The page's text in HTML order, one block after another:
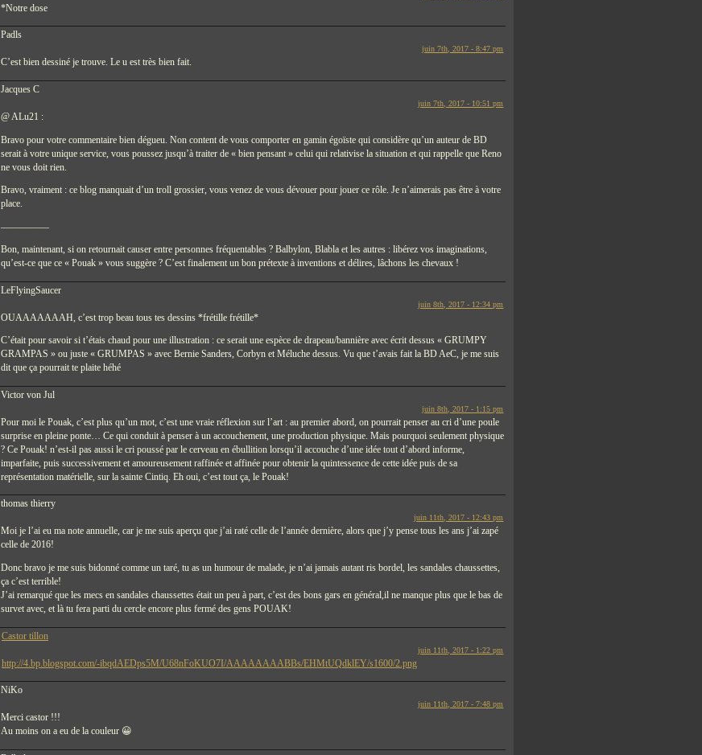
*Notre dose
Padls
juin 7th, 2017 - 8:47 pm
C’est bien dessiné je trouve. Le u est très bien fait.
Jacques C
juin 7th, 2017 - 10:51 pm
@ ALu21 :
Bravo pour votre commentaire bien dégueu. Non content de vous comporter en gamin égoïste qui considère qu’un auteur de BD
serait à votre unique service, vous poussez jusqu’à traiter de « bien pensant » celui qui relativise la situation et qui rappelle que Reno
ne vous doit rien.
Bravo, vraiment : ce blog manquait d’un troll grossier, vous venez de vous dévouer pour jouer ce rôle. Je n’aimerais pas être à votre
place.
—————
Bon, maintenant, si on retournait causer entre personnes fréquentables ? Balbylon, Blabla et les autres : libérez vos imaginations,
qu’est-ce que ce « Pouak » vous suggère ? C’est finalement un bon prétexte à inventions et délires, lâchons les chevaux !
LeFlyingSaucer
juin 8th, 2017 - 12:34 pm
OUAAAAAAAH, c’est trop beau tous tes dessins *frétille frétille*
C’était pour savoir si t’étais chaud pour une illustration : ce serait une espèce de drapeau/bannière avec écrit dessus « GRUMPY
GRAMPAS » ou juste « GRUMPAS » avec Bernie Sanders, Corbyn et Méluche dessus. Vu que t’avais fait la BD AeC, je me suis
dit que ça pourrait te plaite héhé
Victor von Jul
juin 8th, 2017 - 1:15 pm
Pour moi le Pouak, c’est plus qu’un mot, c’est une vraie réflexion sur l’art : au premier abord, on pourrait penser au cri d’une poule
surprise en pleine ponte… Ce qui conduit à penser à un accouchement, une production physique. Mais pourquoi seulement physique
? Ce Pouak! n’est-il pas aussi le cri poussé par le cerveau en ébullition lorsqu’il accouche d’une idée tout d’abord informe,
imparfaite, puis successivement et amoureusement raffinée et affinée pour obtenir la quintessence de cette idée puis de sa
représentation matérielle, sur la sainte Cintiq. Eh oui, c’est tout ça, le Pouak!
thomas thierry
juin 11th, 2017 - 12:43 pm
Moi je l’ai eu ma note annuelle, car je me suis aperçu que j’ai raté celle de l’année dernière, alors que j’y pense tous les ans j’ai zapé
celle de 2016!
Donc bravo je me suis bidonné comme un taré, tu as un humour de malade, je n’ai jamais autant ris bordel, les sandales chaussettes,
ça c’est terrible!
J’ai remarqué que les mecs en sandales chaussettes était un peu à part, c’est des bons gars en général,il ne manque plus que le bas de
survet avec, et là tu fera parti du cercle encore plus fermé des gens POUAK!
Castor tillon
juin 11th, 2017 - 1:22 pm
http://4.bp.blogspot.com/-ibqdAEDps5M/U68nFoKUO7I/AAAAAAAABBs/EHMtUQdklEY/s1600/2.png
NiKo
juin 11th, 2017 - 7:48 pm
Merci castor !!!
Au moins on a eu de la couleur 😀